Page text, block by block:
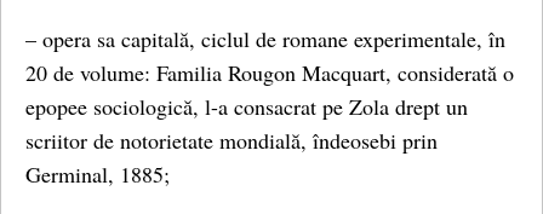
– opera sa capitală, ciclul de romane experimentale, în
20 de volume: Familia Rougon Macquart, considerată o
epopee sociologică, l-a consacrat pe Zola drept un
scriitor de notorietate mondială, îndeosebi prin
Germinal, 1885;